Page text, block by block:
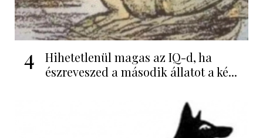
4
Hihetetlenül magas az IQ-d, ha
észreveszed a második állatot a ké...